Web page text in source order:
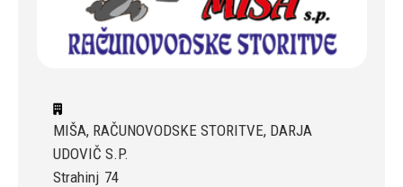
MIŠA, RAČUNOVODSKE STORITVE, DARJA
UDOVIČ S.P.
Strahinj 74